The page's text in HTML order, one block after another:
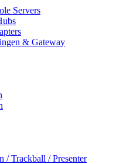
Servers
& Gateway
/ Trackball / Presenter